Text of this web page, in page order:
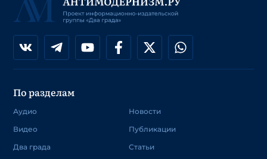
По разделам
Аудио
Видео
Два града
Новости
Публикации
Статьи